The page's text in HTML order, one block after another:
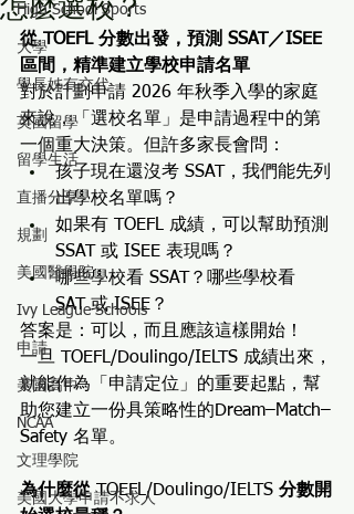
High School Sports
大學
學長姊有交代
英國留學
留學生活
直播分享
規劃
美國醫學院
Ivy League Schools
申請
美國高中
NCAA
文理學院
美國大學申請不求人
從 TOEFL 分數出發，預測 SSAT／ISEE
區間，精準建立學校申請名單
對於計劃申請 2026 年秋季入學的家庭
來說，「選校名單」是申請過程中的第
一個重大決策。但許多家長會問：
孩子現在還沒考 SSAT，我們能先列
出學校名單嗎？
如果有 TOEFL 成績，可以幫助預測
SSAT 或 ISEE 表現嗎？
哪些學校看 SSAT？哪些學校看
SAT 或 ISEE？
答案是：可以，而且應該這樣開始！
一旦 TOEFL/Doulingo/IELTS 成績出來，
就能作為「申請定位」的重要起點，幫
助您建立一份具策略性的Dream–Match–
Safety 名單。
為什麼從 TOEFL/Doulingo/IELTS 分數開